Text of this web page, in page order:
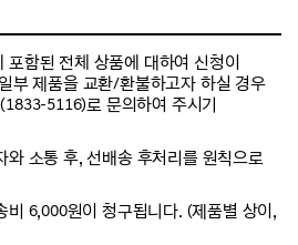
함된 전체 상품에 대하여 신청이
부 제품을 교환/환불하고자 하실 경우
5116)로 문의하여 주시기
와 소통 후, 선배송 후처리를 원칙으로
비 6,000원이 청구됩니다. (제품별 상이,